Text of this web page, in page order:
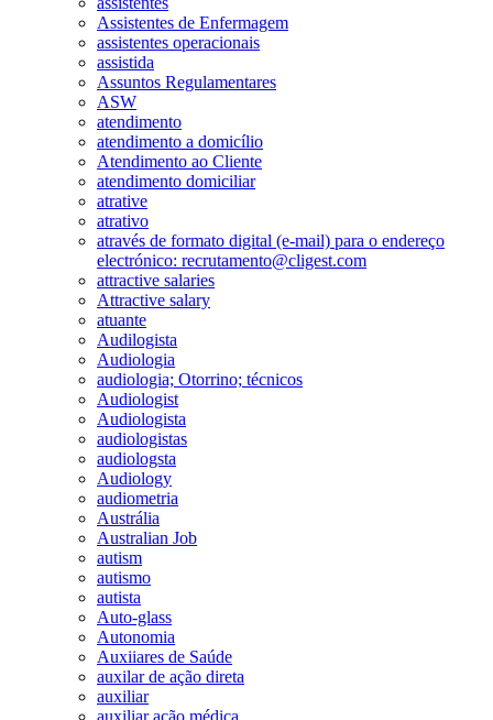
Assistentes de Enfermagem
assistentes operacionais
assistida
Assuntos Regulamentares
ASW
atendimento
atendimento a domicílio
Atendimento ao Cliente
atendimento domiciliar
atrative
atrativo
através de formato digital (e-mail) para o endereço
electrónico: recrutamento@cligest.com
attractive salaries
Attractive salary
atuante
Audilogista
Audiologia
audiologia; Otorrino; técnicos
Audiologist
Audiologista
audiologistas
audiologsta
Audiology
audiometria
Austrália
Australian Job
autism
autismo
autista
Auto-glass
Autonomia
Auxiiares de Saúde
auxilar de ação direta
auxiliar
auxiliar ação médica